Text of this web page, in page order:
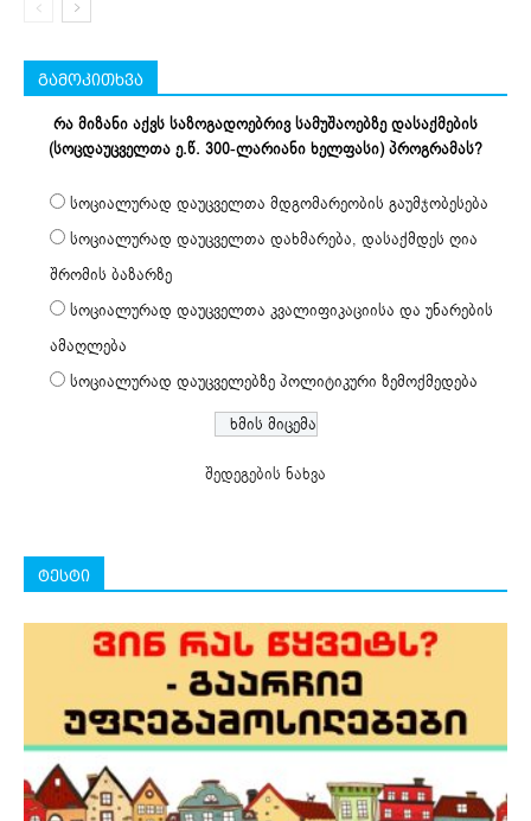
გამოკითხვა
რა მიზანი აქვს საზოგადოებრივ სამუშაოებზე დასაქმების
(სოცდაუცველთა ე.წ. 300-ლარიანი ხელფასი) პროგრამას?
სოციალურად დაუცველთა მდგომარეობის გაუმჯობესება
სოციალურად დაუცველთა დახმარება, დასაქმდეს ღია
შრომის ბაზარზე
სოციალურად დაუცველთა კვალიფიკაციისა და უნარების
ამაღლება
სოციალურად დაუცველებზე პოლიტიკური ზემოქმედება
შედეგების ნახვა
ტესტი